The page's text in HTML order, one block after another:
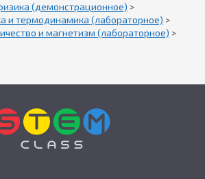
(демонстрационное) >
и термодинамика (лабораторное) >
и магнетизм (лабораторное) >